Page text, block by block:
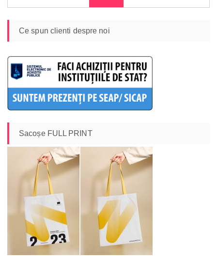
Ce spun clienti despre noi
Sacoșe FULL PRINT